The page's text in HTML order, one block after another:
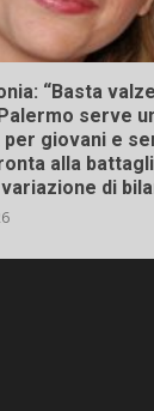
“Basta
serve
per giovani e
alla
di